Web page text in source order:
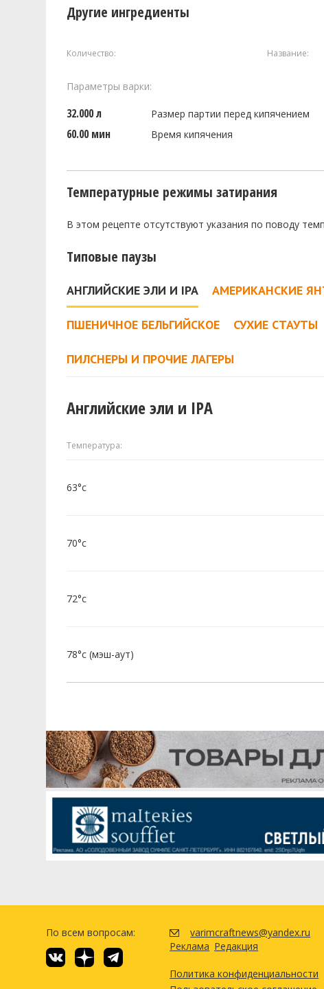
Другие ингредиенты
Количество: Название:
Параметры варки:
32.000 л Размер партии перед кипячением
60.00 мин Время кипячения
Температурные режимы затирания
В этом рецепте отсутствуют указания по поводу
Типовые паузы
АНГЛИЙСКИЕ ЭЛИ И IPA АМЕРИКАНСКИЕ
ПШЕНИЧНОЕ БЕЛЬГИЙСКОЕ СУХИЕ СТАУТЫ
ПИЛСНЕРЫ И ПРОЧИЕ ЛАГЕРЫ
Английские эли и IPA
Температура:
63°c
70°c
72°c
78°c (мэш-аут)
По всем вопросам:
varimcraftnews@yandex.ru
Реклама Редакция
Политика конфиденциальности